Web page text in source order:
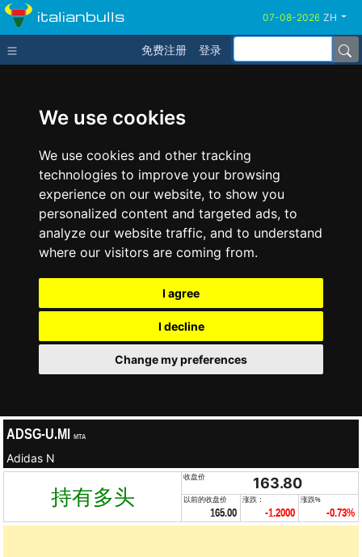
We use cookies
We use cookies and other tracking
technologies to improve your browsing
experience on our website, to show you
personalized content and targeted ads, to
analyze our website traffic, and to understand
where our visitors are coming from.
I agree
I decline
Change my preferences
italianbulls ZH
免费注册 登录
ADSG-U.MI MTA
Adidas N
持有多头
收盘价 163.80
以前的收盘价
165.00
涨跌：
-1.2000
涨跌%
-0.73%